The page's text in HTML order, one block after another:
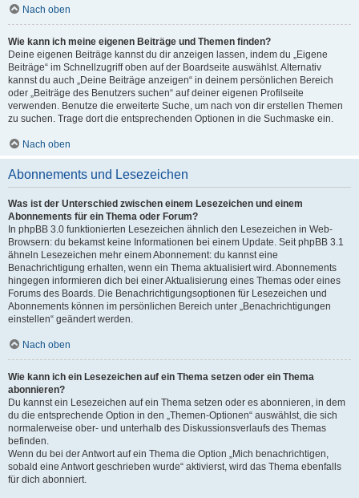
Nach oben
Wie kann ich meine eigenen Beiträge und Themen finden?
Deine eigenen Beiträge kannst du dir anzeigen lassen, indem du „Eigene
Beiträge“ im Schnellzugriff oben auf der Boardseite auswählst. Alternativ
kannst du auch „Deine Beiträge anzeigen“ in deinem persönlichen Bereich
oder „Beiträge des Benutzers suchen“ auf deiner eigenen Profilseite
verwenden. Benutze die erweiterte Suche, um nach von dir erstellen Themen
zu suchen. Trage dort die entsprechenden Optionen in die Suchmaske ein.
Nach oben
Abonnements und Lesezeichen
Was ist der Unterschied zwischen einem Lesezeichen und einem
Abonnements für ein Thema oder Forum?
In phpBB 3.0 funktionierten Lesezeichen ähnlich den Lesezeichen in Web-
Browsern: du bekamst keine Informationen bei einem Update. Seit phpBB 3.1
ähneln Lesezeichen mehr einem Abonnement: du kannst eine
Benachrichtigung erhalten, wenn ein Thema aktualisiert wird. Abonnements
hingegen informieren dich bei einer Aktualisierung eines Themas oder eines
Forums des Boards. Die Benachrichtigungsoptionen für Lesezeichen und
Abonnements können im persönlichen Bereich unter „Benachrichtigungen
einstellen“ geändert werden.
Nach oben
Wie kann ich ein Lesezeichen auf ein Thema setzen oder ein Thema
abonnieren?
Du kannst ein Lesezeichen auf ein Thema setzen oder es abonnieren, in dem
du die entsprechende Option in den „Themen-Optionen“ auswählst, die sich
normalerweise ober- und unterhalb des Diskussionsverlaufs des Themas
befinden.
Wenn du bei der Antwort auf ein Thema die Option „Mich benachrichtigen,
sobald eine Antwort geschrieben wurde“ aktivierst, wird das Thema ebenfalls
für dich abonniert.